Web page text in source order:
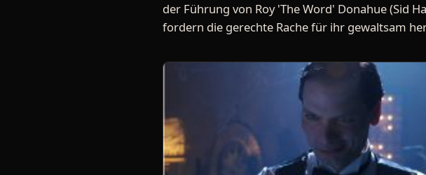
der Führung von Roy 'The Word' Donahue (Sid
fordern die gerechte Rache für ihr gewaltsam